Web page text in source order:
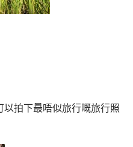
拍下最唔似旅行嘅旅行照